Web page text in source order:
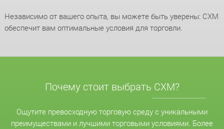
Независимо от вашего опыта, вы можете быть уверены: CXM
обеспечит вам оптимальные условия для торговли.
Почему стоит выбрать CXM?
Ощутите превосходную торговую среду с уникальными
преимуществами и лучшими торговыми условиями. Более